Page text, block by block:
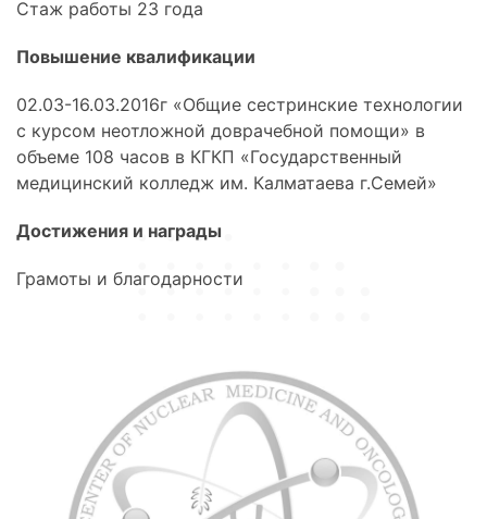
Стаж работы 23 года
Повышение квалификации
02.03-16.03.2016г «Общие сестринские технологии
с курсом неотложной доврачебной помощи» в
объеме 108 часов в КГКП «Государственный
медицинский колледж им. Калматаева г.Семей»
Достижения и награды
Грамоты и благодарности